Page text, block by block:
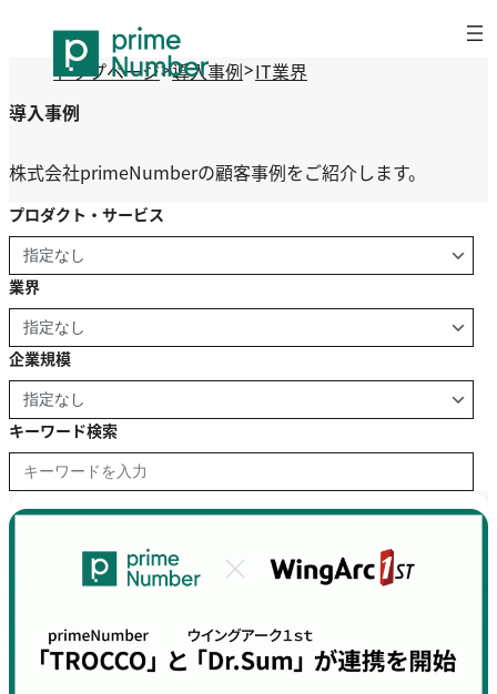
ス
キ
プ
トップページ 導入事例 IT業界
導入事例
株式会社primeNumberの顧客事例をご紹介します。
プロダクト・サービス
業界
企業規模
キーワード検索